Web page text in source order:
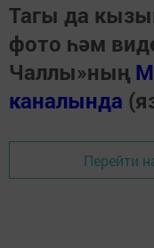
Тагы да
фото һәм
Чаллы»ның
каналында
Перейти